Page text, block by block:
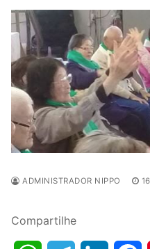
ADMINISTRADOR NIPPO
Compartilhe